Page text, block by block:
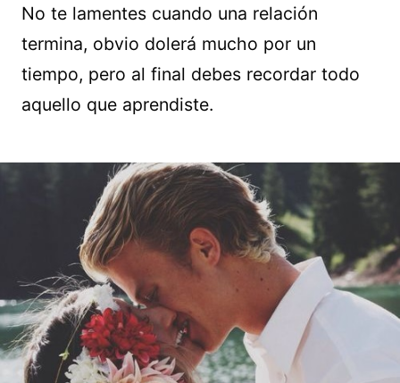
No te lamentes cuando una relación
termina, obvio dolerá mucho por un
tiempo, pero al final debes recordar todo
aquello que aprendiste.